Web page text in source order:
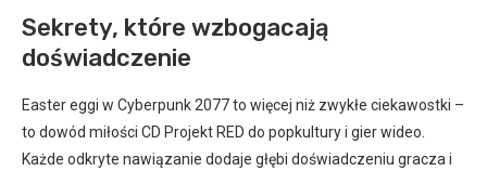
Sekrety, które wzbogacają
doświadczenie
Easter eggi w Cyberpunk 2077 to więcej niż zwykłe ciekawostki –
to dowód miłości CD Projekt RED do popkultury i gier wideo.
Każde odkryte nawiązanie dodaje głębi doświadczeniu gracza i